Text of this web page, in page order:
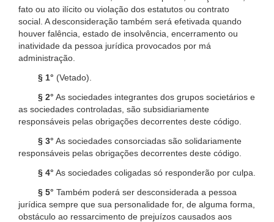
fato ou ato ilícito ou violação dos estatutos ou contrato
social. A desconsideração também será efetivada quando
houver falência, estado de insolvência, encerramento ou
inatividade da pessoa jurídica provocados por má
administração.
§ 1° (Vetado).
§ 2° As sociedades integrantes dos grupos societários e
as sociedades controladas, são subsidiariamente
responsáveis pelas obrigações decorrentes deste código.
§ 3° As sociedades consorciadas são solidariamente
responsáveis pelas obrigações decorrentes deste código.
§ 4° As sociedades coligadas só responderão por culpa.
§ 5° Também poderá ser desconsiderada a pessoa
jurídica sempre que sua personalidade for, de alguma forma,
obstáculo ao ressarcimento de prejuízos causados aos